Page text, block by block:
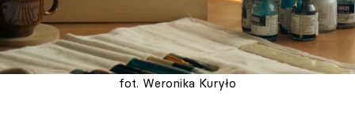
fot. Weronika Kuryło